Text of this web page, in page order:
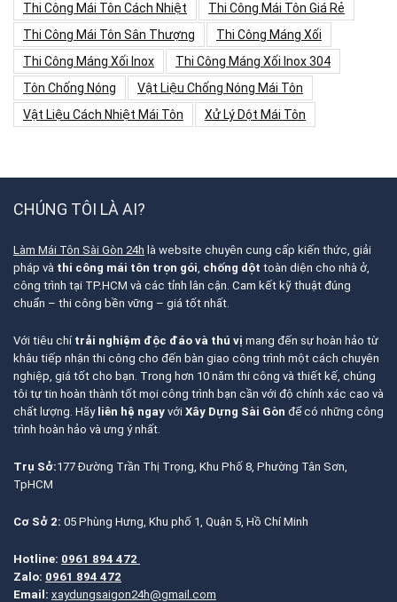
Thi Công Mái Tôn Cách Nhiệt
Thi Công Mái Tôn Giá Rẻ
Thi Công Mái Tôn Sân Thượng
Thi Công Máng Xối
Thi Công Máng Xối Inox
Thi Công Máng Xối Inox 304
Tôn Chống Nóng
Vật Liệu Chống Nóng Mái Tôn
Vật Liệu Cách Nhiệt Mái Tôn
Xử Lý Dột Mái Tôn
CHÚNG TÔI LÀ AI?
Làm Mái Tôn Sài Gòn 24h là website chuyên cung cấp kiến thức, giải
pháp và thi công mái tôn trọn gói, chống dột toàn diện cho nhà ở,
công trình tại TP.HCM và các tỉnh lân cận. Cam kết kỹ thuật đúng
chuẩn – thi công bền vững – giá tốt nhất.
Với tiêu chí trải nghiệm độc đáo và thú vị mang đến sự hoàn hảo từ
khâu tiếp nhận thi công cho đến bàn giao công trình một cách chuyên
nghiệp, giá tốt cho bạn. Trong hơn 10 năm thi công và thiết kế, chúng
tôi tự tin hoàn thành tốt mọi công trình bạn cần với độ chính xác cao và
chất lượng. Hãy liên hệ ngay với Xây Dựng Sài Gòn để có những công
trình hoàn hảo và ưng ý nhất.
Trụ Sở:177 Đường Trần Thị Trọng, Khu Phố 8, Phường Tân Sơn,
TpHCM
Cơ Sở 2: 05 Phùng Hưng, Khu phố 1, Quận 5, Hồ Chí Minh
Hotline: 0961 894 472
Zalo: 0961 894 472
Email: xaydungsaigon24h@gmail.com